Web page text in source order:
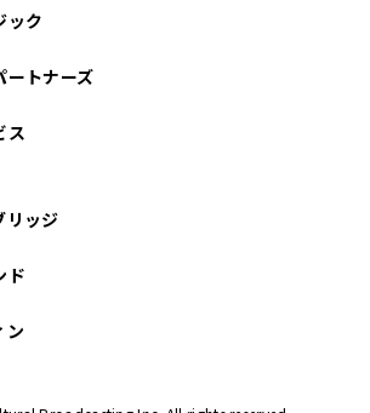
年11月
年10月
年09月
ック
ートナーズ
ス
リッジ
ド
ン